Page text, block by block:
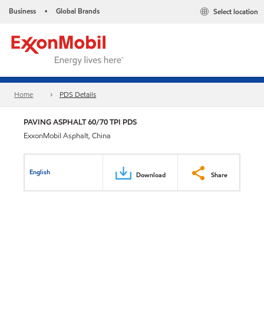
Business • Global Brands Select location
Home PDS Details
PAVING ASPHALT 60/70 TPI PDS
ExxonMobil Asphalt, China
English Download Share